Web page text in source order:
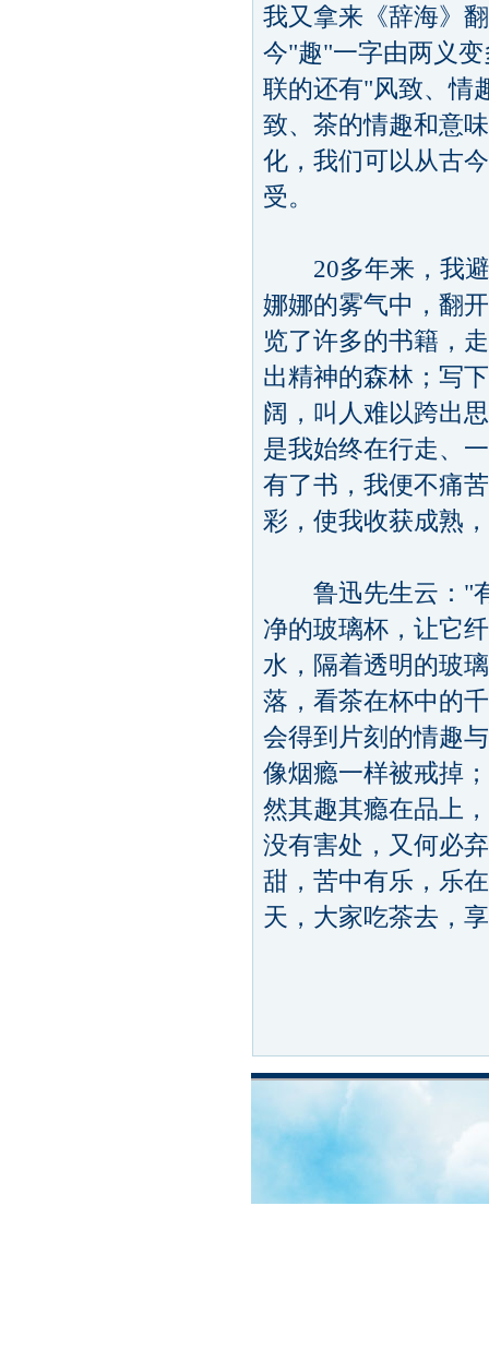
我又拿来《辞海》
今"趣"一字由两义
联的还有"风致、情
致、茶的情趣和意
化，我们可以从古
受。
20多年来，我避
娜娜的雾气中，翻
览了许多的书籍，
出精神的森林；写
阔，叫人难以跨出
是我始终在行走、
有了书，我便不痛
彩，使我收获成熟
鲁迅先生云："有
净的玻璃杯，让它
水，隔着透明的玻
落，看茶在杯中的
会得到片刻的情趣
像烟瘾一样被戒掉
然其趣其瘾在品上
没有害处，又何必
甜，苦中有乐，乐
天，大家吃茶去，